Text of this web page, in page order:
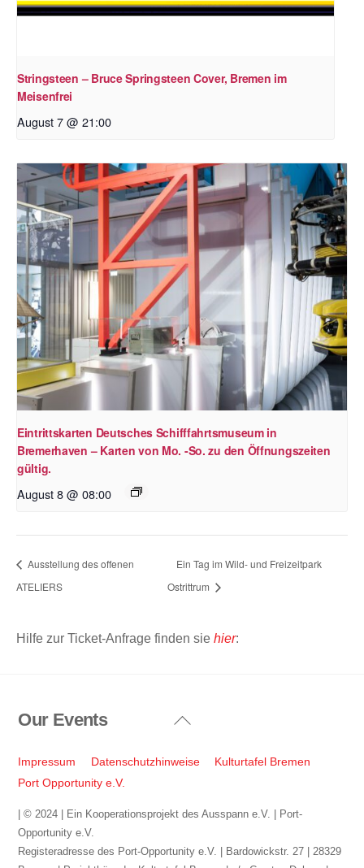
Stringsteen – Bruce Springsteen Cover, Bremen im
Meisenfrei
August 7 @ 21:00
Eintrittskarten Deutsches Schifffahrtsmuseum in
Bremerhaven – Karten von Mo. -So. zu den Öffnungszeiten
gültig.
August 8 @ 08:00
Ausstellung des offenen
ATELIERS
Ein Tag im Wild- und Freizeitpark
Ostrittrum
Hilfe zur Ticket-Anfrage finden sie hier:
Back
Top
Our Events
Impressum Datenschutzhinweise
Kulturtafel Bremen
Port Opportunity e.V.
| © 2024 | Ein Kooperationsprojekt des Ausspann e.V. | Port-
Opportunity e.V.
Registeradresse des Port-Opportunity e.V. | Bardowickstr. 27 | 28329